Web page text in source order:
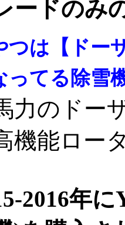
ードのみ
つは【ドー
ってる除雪
力のドー
機能ロー
2016年